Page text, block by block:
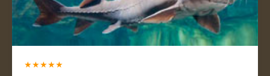
★★★★★